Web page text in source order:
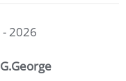
2026
G.George